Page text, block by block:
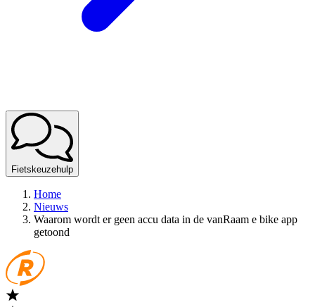
Fietskeuzehulp
Home
Nieuws
Waarom wordt er geen accu data in de vanRaam e bike app
getoond